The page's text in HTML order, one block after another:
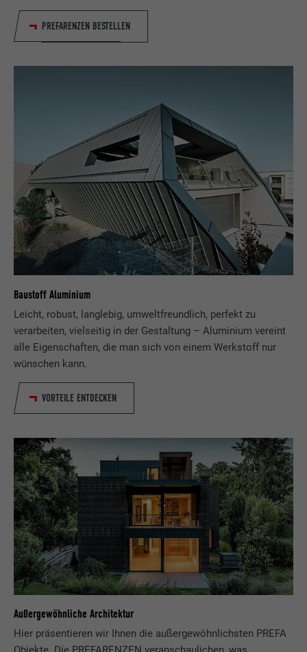
PREFARENZEN BESTELLEN
Baustoff Aluminium
Leicht, robust, langlebig, umweltfreundlich, perfekt zu
verarbeiten, vielseitig in der Gestaltung – Aluminium vereint
alle Eigenschaften, die man sich von einem Werkstoff nur
wünschen kann.
VORTEILE ENTDECKEN
Außergewöhnliche Architektur
Hier präsentieren wir Ihnen die außergewöhnlichsten PREFA